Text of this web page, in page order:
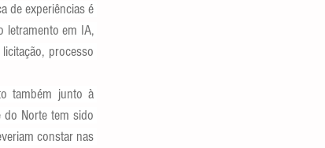
de experiências é
letramento em IA,
processo
também junto à
do Norte tem sido
constar nas